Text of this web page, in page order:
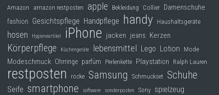
Amazon amazon restposten apple Bekleidung Collier Damenschuhe
fashion Gesichtspflege Handpflege handy Haushaltsgeräte
hosen Hygieneartikel iPhone jacken jeans Kerzen
Körperpflege Küchengeräte lebensmittel Lego Lotion Mode
Modeschmuck Ohrringe parfüm Perlenkette Playstation Ralph Lauren
restposten röcke Samsung Schmuckset Schuhe
Seife smartphone software sonderposten Sony spielzeug